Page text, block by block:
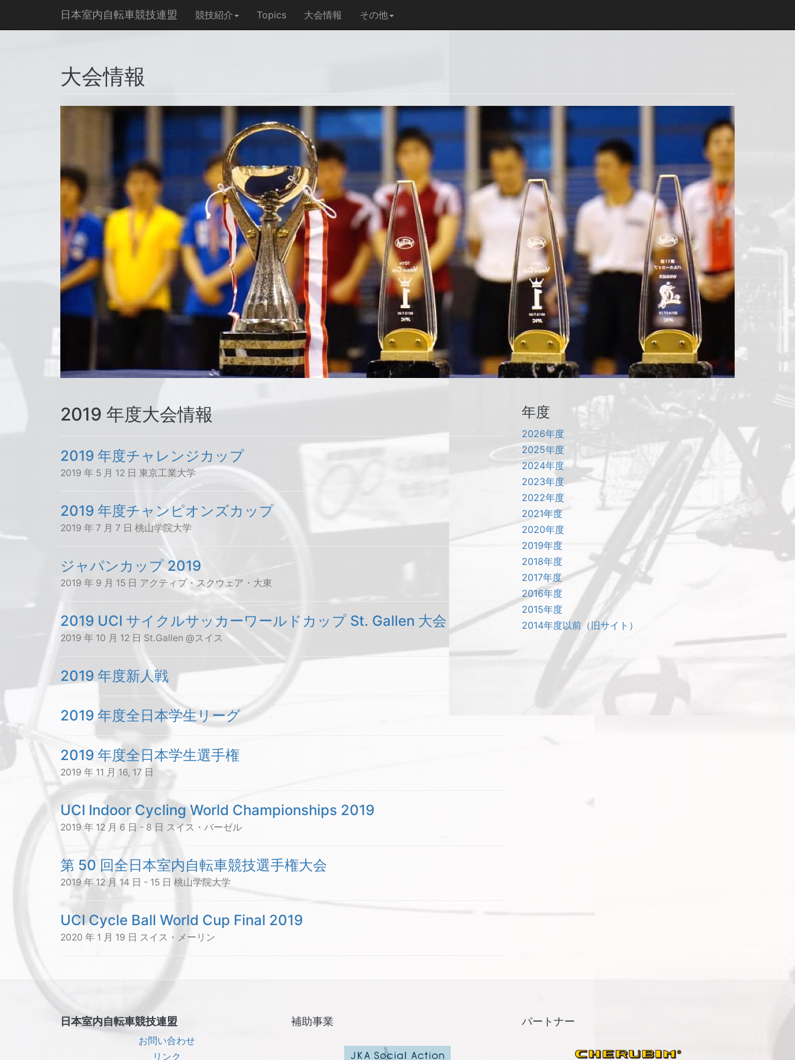
日本室内自転車競技連盟 競技紹介 Topics 大会情報 その他
大会情報
2019 年度大会情報
2019 年度チャレンジカップ
2019 年 5 月 12 日 東京工業大学
2019 年度チャンピオンズカップ
2019 年 7 月 7 日 桃山学院大学
ジャパンカップ 2019
2019 年 9 月 15 日 アクティブ・スクウェア・大東
2019 UCI サイクルサッカーワールドカップ St. Gallen 大会
2019 年 10 月 12 日 St.Gallen @スイス
2019 年度新人戦
2019 年度全日本学生リーグ
2019 年度全日本学生選手権
2019 年 11 月 16, 17 日
UCI Indoor Cycling World Championships 2019
2019 年 12 月 6 日 - 8 日 スイス・バーゼル
第 50 回全日本室内自転車競技選手権大会
2019 年 12 月 14 日 - 15 日 桃山学院大学
UCI Cycle Ball World Cup Final 2019
2020 年 1 月 19 日 スイス・メーリン
年度
2026年度
2025年度
2024年度
2023年度
2022年度
2021年度
2020年度
2019年度
2018年度
2017年度
2016年度
2015年度
2014年度以前（旧サイト）
日本室内自転車競技連盟
お問い合わせ
リンク
補助事業 パートナー